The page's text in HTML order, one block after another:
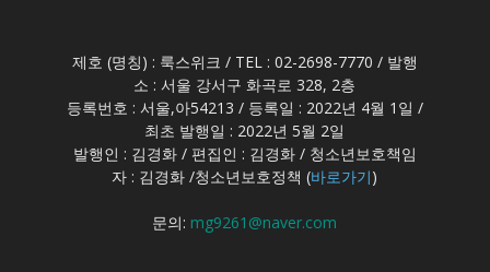
제호 (명칭) : 룩스위크 / TEL : 02-2698-7770 / 발행
소 : 서울 강서구 화곡로 328, 2층
등록번호 : 서울,아54213 / 등록일 : 2022년 4월 1일 /
최초 발행일 : 2022년 5월 2일
발행인 : 김경화 / 편집인 : 김경화 / 청소년보호책임
자 : 김경화 /청소년보호정책 (바로가기)
문의: mg9261@naver.com